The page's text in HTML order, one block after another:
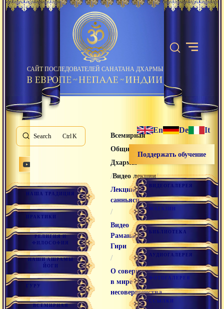
САЙТ ПОСЛЕДОВАТЕЛЕЙ САНАТАНА ДХАРМЫ
Search K
НАША ТРАДИЦИЯ
ПРАКТИКИ
РЕЛИГИЯ И
ФИЛОСОФИЯ
НАШИ АШРАМЫ
ЙОГИ
ГУРУ
ВСЕМИРНАЯ
Всемирная
Община Санатана
Дхармы
/Видео лекции/
Лекции
санньяси
/
Видео
Раманатха
Гири
/
О совершенстве
в мире
несовершенства
En De It
Поддержать обучение
ВИДЕОГАЛЕРЕЯ
МАГАЗИН
БИБЛИОТЕКА
АУДИОГАЛЕРЕЯ
ФОТОГАЛЕРЕЯ
ССЫЛКИ